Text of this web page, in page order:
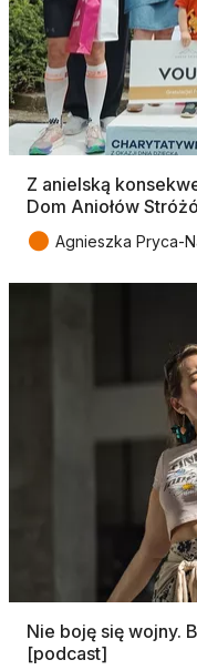
Z anielską
Dom Aniołów
● Agnieszka Pryca-
Nie boję się wojny.
[podcast]